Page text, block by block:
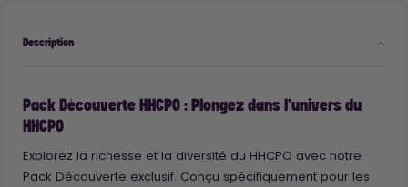
Description
Pack Découverte HHCPO : Plongez dans l'univers du
HHCPO
Explorez la richesse et la diversité du HHCPO avec notre
Pack Découverte exclusif. Conçu spécifiquement pour les